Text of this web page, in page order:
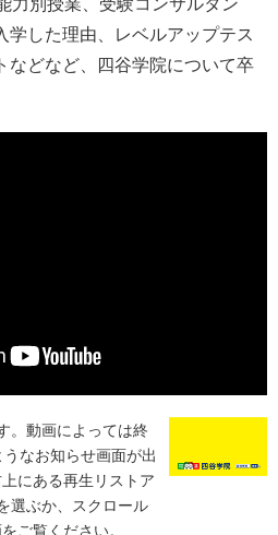
学した理由、レベルアップテス
などなど、四谷学院について卒
。動画によっては終
なお知らせ画面が出
にある再生リストア
選ぶか、スクロール
ご覧ください。